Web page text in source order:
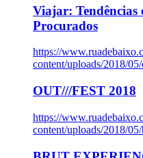
Viajar: Tendências
Procurados
https://
content/uploads/2018/
OUT///FEST 2018
https://
content/uploads/2018/